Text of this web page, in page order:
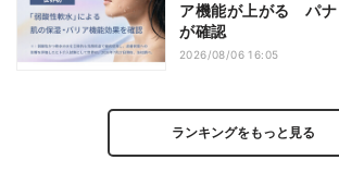
ア機能が上がる パナ
が確認
2026/08/06 16:05
ランキングをもっと見る